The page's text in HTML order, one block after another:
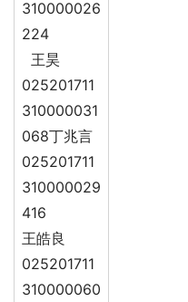
310000026
224
王昊
025201711
310000031
068丁兆言
025201711
310000029
416
王皓良
025201711
310000060